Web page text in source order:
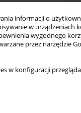
informacji o
w urządzeniach
wygodnego
przez narzędzie
w konfiguracji
w